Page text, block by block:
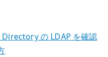
の LDAP を確認